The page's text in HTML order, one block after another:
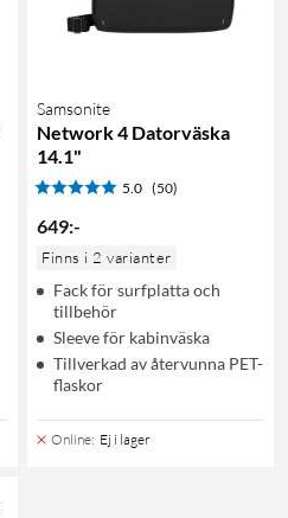
Samsonite
Network 4 Datorväska
14.1"
5.0 (50)
649:-
Finns i 2 varianter
Fack för surfplatta och
tillbehör
Sleeve för kabinväska
Tillverkad av återvunna PET-
flaskor
Online: Ej i lager